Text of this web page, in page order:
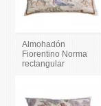
Almohadón
Fiorentino Norma
rectangular